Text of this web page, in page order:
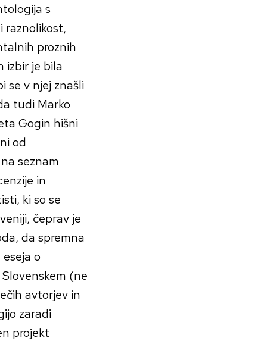
s
raznolikost,
proznih
izbir je bila
se v njej znašli
tudi Marko
Gogin hišni
od
seznam
in
ki so se
čeprav je
da spremna
o
(ne
avtorjev in
zaradi
projekt